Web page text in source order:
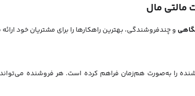
مال
و چندفروشندگی، بهترین راهکارها را برای مشتریان خود
را به‌صورت هم‌زمان فراهم کرده است. هر فروشنده